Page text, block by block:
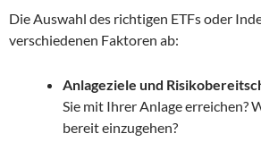
Die Auswahl des richtigen ETFs oder
verschiedenen Faktoren ab:
Anlageziele und
Sie mit Ihrer Anlage erreichen?
bereit einzugehen?